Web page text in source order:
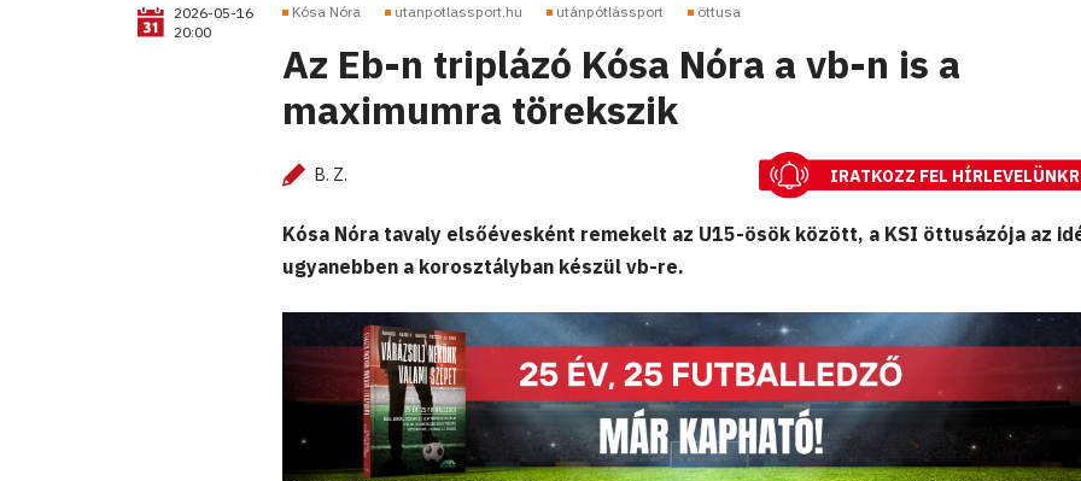
2026-05-16
20:00
Kósa Nóra utanpotlassport.hu utánpótlássport öttusa
Az Eb-n triplázó Kósa Nóra a vb-n is a
maximumra törekszik
B. Z. IRATKOZZ FEL
Kósa Nóra tavaly elsőévesként remekelt az U15-ösök között, a KSI öttusázója az
ugyanebben a korosztályban készül vb-re.